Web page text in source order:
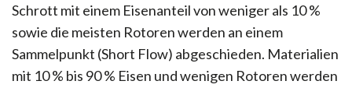
Schrott mit einem Eisenanteil von weniger als 10 %
sowie die meisten Rotoren werden an einem
Sammelpunkt (Short Flow) abgeschieden. Materialien
mit 10 % bis 90 % Eisen und wenigen Rotoren werden